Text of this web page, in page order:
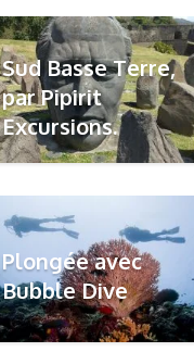
Sud Basse Terre,
par Pipirit
Excursions.
Plongée avec
Bubble Dive